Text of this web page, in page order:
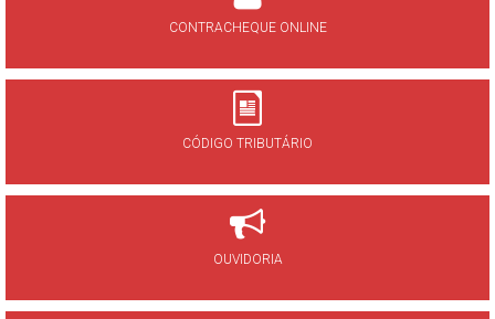
CONTRACHEQUE ONLINE
CÓDIGO TRIBUTÁRIO
OUVIDORIA